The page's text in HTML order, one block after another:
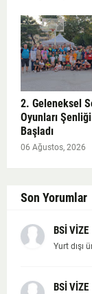
2. Geleneksel
Oyunları
Başladı
06 Ağustos, 2026
Son Yorumlar
BSİ VİZE
Yurt dışı
BSİ VİZE